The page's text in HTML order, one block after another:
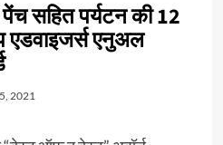
सहित पर्यटन की 12
एडवाइजर्स एनुअल
2021